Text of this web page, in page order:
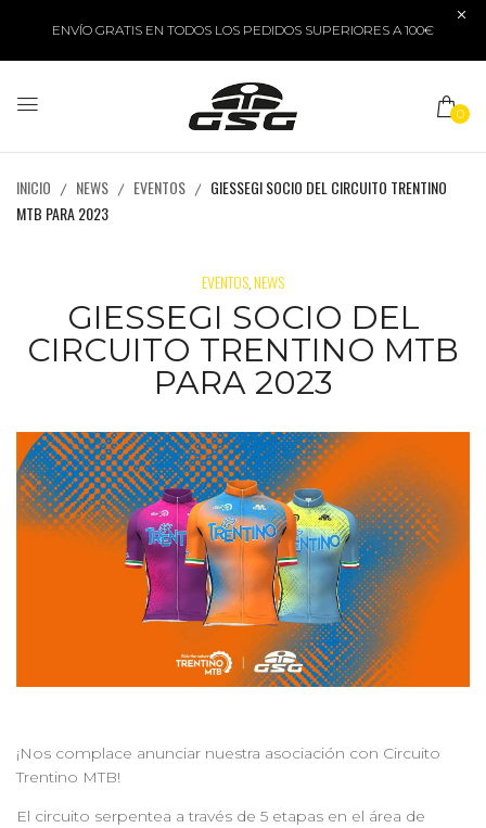
ENVÍO GRATIS EN TODOS LOS PEDIDOS SUPERIORES A 100€
0
INICIO NEWS EVENTOS
GIESSEGI SOCIO DEL CIRCUITO TRENTINO
MTB PARA 2023
EVENTOS, NEWS
GIESSEGI SOCIO DEL
CIRCUITO TRENTINO MTB
PARA 2023
¡Nos complace anunciar nuestra asociación con Circuito
Trentino MTB!
El circuito serpentea a través de 5 etapas en el área de